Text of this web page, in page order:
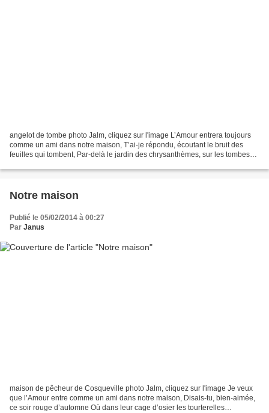
angelot de tombe photo Jalm, cliquez sur l'image L’Amour entrera toujours
comme un ami dans notre maison, T’ai-je répondu, écoutant le bruit des
feuilles qui tombent, Par-delà le jardin des chrysanthèmes, sur les tombes
Notre maison
Publié le 05/02/2014 à 00:27
Par Janus
maison de pêcheur de Cosqueville photo Jalm, cliquez sur l'image Je veux
que l’Amour entre comme un ami dans notre maison, Disais-tu, bien-aimée,
ce soir rouge d’automne Où dans leur cage d’osier les tourterelles